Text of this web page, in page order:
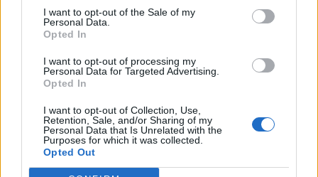
I want to opt-out of the Sale of my
Personal Data.
Opted In
I want to opt-out of processing my
Personal Data for Targeted Advertising.
Opted In
I want to opt-out of Collection, Use,
Retention, Sale, and/or Sharing of my
Personal Data that Is Unrelated with the
Purposes for which it was collected.
Opted Out
Medi Ambient
les Terres de l’Ebre
22 de juny de 2026
DEIXA UNA RESPOSTA